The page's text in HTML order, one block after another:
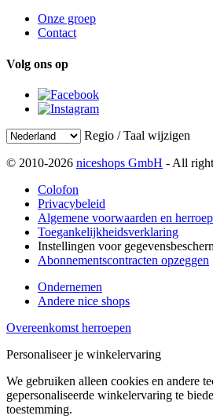
Onze groep
Contact
Volg ons op
Regio / Taal wijzigen
© 2010-2026 niceshops GmbH - All
Colofon
Privacybeleid
Algemene voorwaarden en
Toegankelijkheidsverklaring
Instellingen voor
Abonnementscontracten opzeggen
Ondernemen
Andere nice shops
Overeenkomst herroepen
Personaliseer je winkelervaring
We gebruiken alleen cookies en andere
gepersonaliseerde winkelervaring te
toestemming.